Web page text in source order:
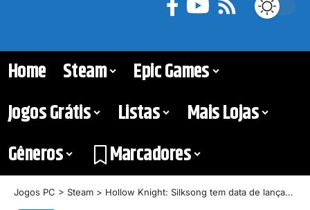
Home Steam
Epic Games
Jogos Grátis
Listas
Mais Lojas
Gêneros
Marcadores
Jogos PC > Steam > Hollow Knight: Silksong tem data de lançamento anunciada? Veja tudo o que sabemos até agora